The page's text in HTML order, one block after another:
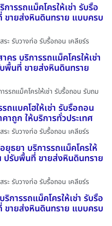
ารรถแม็คโครให้เช่า รับรื้อ
ายส่งหินดินทราย แบบครบ
ระ รับวางท่อ รับรื้อถอน เคลียร์ร
ร บริการรถแม็คโครให้เช่า
พื้นที่ ขายส่งหินดินทราย
รถแม็คโครให้เช่า รับรื้อถอน รับถม
ถแบคโฮให้เช่า รับรื้อถอน
ถูก ให้บริการทั่วประเทศ
ระ รับวางท่อ รับรื้อถอน เคลียร์ร
ยุธยา บริการรถแม็คโครให้
ปรับพื้นที่ ขายส่งหินดินทราย
ระ รับวางท่อ รับรื้อถอน เคลียร์ร
การรถแม็คโครให้เช่า รับรื้อ
ายส่งหินดินทราย แบบครบ